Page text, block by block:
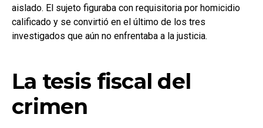
aislado. El sujeto figuraba con requisitoria por homicidio
calificado y se convirtió en el último de los tres
investigados que aún no enfrentaba a la justicia.
La tesis fiscal del
crimen